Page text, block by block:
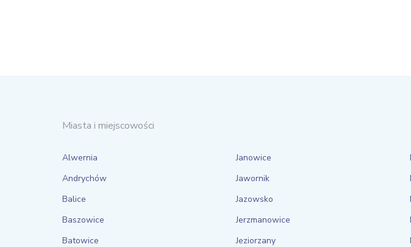
Miasta i miejscowości
Alwernia
Andrychów
Balice
Baszowice
Batowice
Janowice
Jawornik
Jazowsko
Jerzmanowice
Jeziorzany